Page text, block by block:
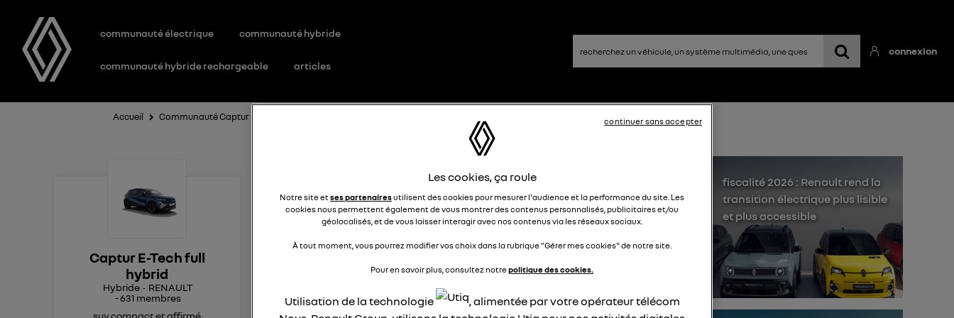
communauté électrique communauté hybride
communauté hybride rechargeable articles
connexion
Accueil Communauté Captur E-Tech full hybrid
Captur E-Tech full
hybrid
Hybride
RENAULT
-631 membres
suv compact et affirmé
Marche électrique
Drareg
Le24 mars 2026à20:38
Bonjour
G
fiscalité 2026 : Renault rend la
transition électrique plus lisible
et plus accessible
Les cookies, ça roule
Notre site etses partenairesutilisent des cookies pour mesurer l'audience et la performance du site. Les
cookies nous permettent également de vous montrer des contenus personnalisés, publicitaires et/ou
géolocalisés, et de vous laisser interagir avec nos contenus via les réseaux sociaux.
À tout moment, vous pourrez modifier vos choix dans la rubrique "Gérer mes cookies" de notre site.
Pour en savoir plus, consultez notrepolitique des cookies.
Utilisation de la technologie
, alimentée par votre opérateur télécom
continuer sans accepter